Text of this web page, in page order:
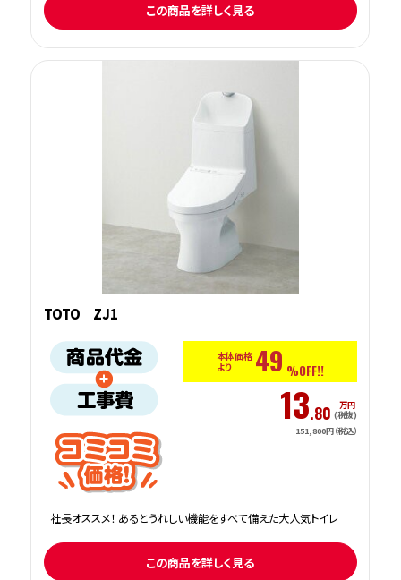
この商品を詳しく見る
TOTO ZJ1
本体価格
より
49 %OFF!!
13.80 万円
(税抜)
151,800円（税込）
社長オススメ！ あるとうれしい機能をすべて備えた大人気トイレ
この商品を詳しく見る